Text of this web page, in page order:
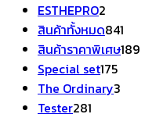
ESTHEPRO2
สินค้า
สินค้าทั้งหมด841
สินค้า
สินค้าราคาพิเศษ189189
Special set175175
สินค้า
The Ordinary3
Tester281